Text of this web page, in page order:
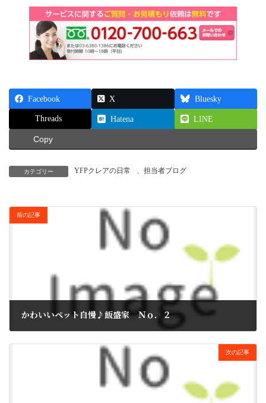
Facebook X Bluesky
Threads Hatena LINE
Copy
カテゴリー YFPクレアの日常 、 担当者ブログ
前の記事
かわいいペット自慢♪飯盛家 Ｎｏ．２
次の記事